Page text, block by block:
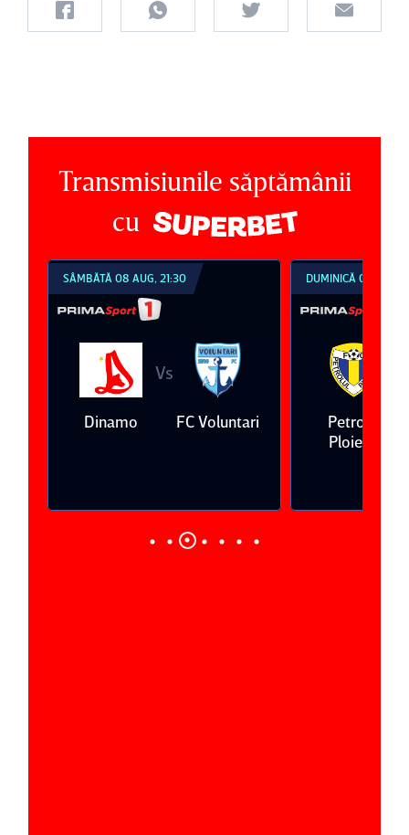
Transmisiunile săptămânii
cu
SÂMBĂTĂ 08 AUG, 21:30
Dinamo
Vs
FC Voluntari
DUMINICĂ 09 AUG,
Petrolul
Ploieşti